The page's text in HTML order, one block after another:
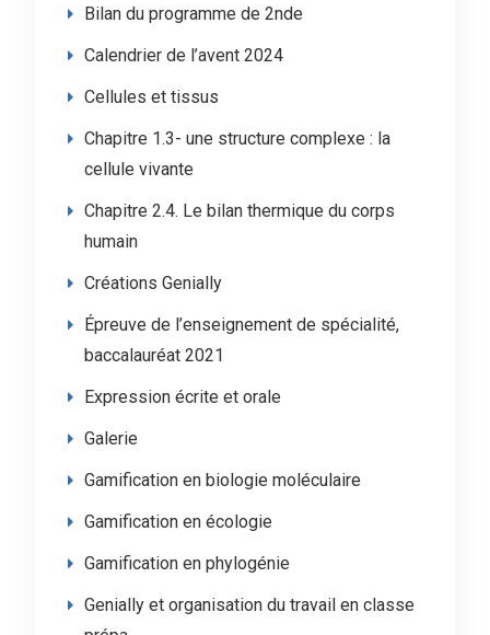
Bilan du programme de 2nde
Calendrier de l’avent 2024
Cellules et tissus
Chapitre 1.3- une structure complexe : la
cellule vivante
Chapitre 2.4. Le bilan thermique du corps
humain
Créations Genially
Épreuve de l’enseignement de spécialité,
baccalauréat 2021
Expression écrite et orale
Galerie
Gamification en biologie moléculaire
Gamification en écologie
Gamification en phylogénie
Genially et organisation du travail en classe